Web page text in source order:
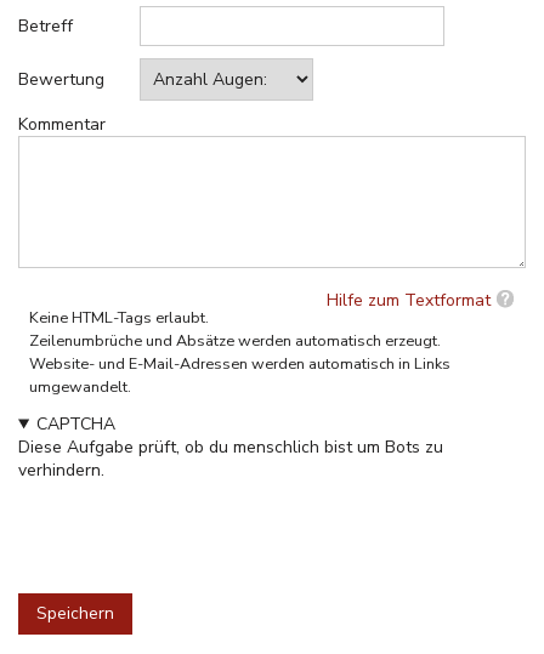
Betreff
Bewertung
Kommentar
Hilfe zum Textformat
Keine HTML-Tags erlaubt.
Zeilenumbrüche und Absätze werden automatisch erzeugt.
Website- und E-Mail-Adressen werden automatisch in Links
umgewandelt.
CAPTCHA
Diese Aufgabe prüft, ob du menschlich bist um Bots zu
verhindern.